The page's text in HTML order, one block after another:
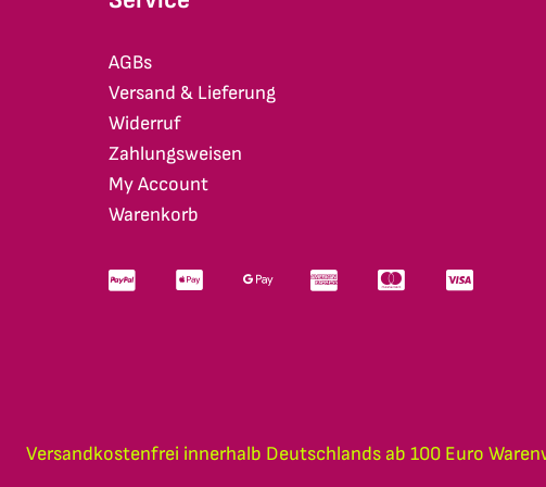
AGBs
Versand & Lieferung
Widerruf
Zahlungsweisen
My Account
Warenkorb
Versandkostenfrei innerhalb Deutschlands ab 100 Euro